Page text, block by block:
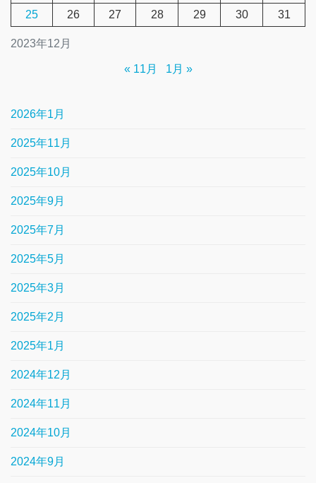
2023年12月
25
26 27 28 29 30 31
« 11月 1月 »
2026年1月
2025年11月
2025年10月
2025年9月
2025年7月
2025年5月
2025年3月
2025年2月
2025年1月
2024年12月
2024年11月
2024年10月
2024年9月